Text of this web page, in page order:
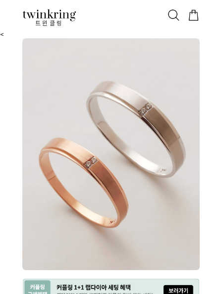
트윈클링
ALL 베스트 안쪽막음 웨딩/다이아 가드링/반지
<